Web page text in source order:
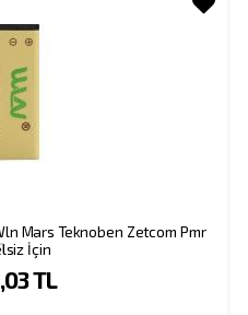
Mars Teknoben Zetcom Pmr
İçin
TL